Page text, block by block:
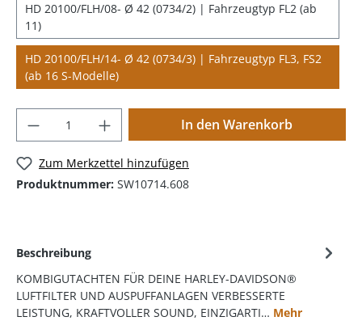
HD 20100/FLH/08- Ø 42 (0734/2) | Fahrzeugtyp FL2 (ab
11)
HD 20100/FLH/14- Ø 42 (0734/3) | Fahrzeugtyp FL3, FS2
(ab 16 S-Modelle)
In den Warenkorb
Zum Merkzettel hinzufügen
Produktnummer: SW10714.608
Beschreibung
KOMBIGUTACHTEN FÜR DEINE HARLEY-DAVIDSON®
LUFTFILTER UND AUSPUFFANLAGEN VERBESSERTE
LEISTUNG, KRAFTVOLLER SOUND, EINZIGARTI… Mehr